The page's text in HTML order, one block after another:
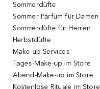
Sommerdüfte
Sommer Parfum für Damen
Sommerdüfte für Herren
Herbstdüfte
Make-up-Services
Tages-Make-up im Store
Abend-Make-up im Store
Kostenlose Rituale im Store